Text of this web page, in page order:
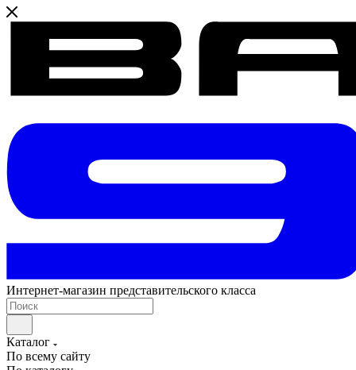
Интернет-магазин представительского класса
Каталог
По всему сайту